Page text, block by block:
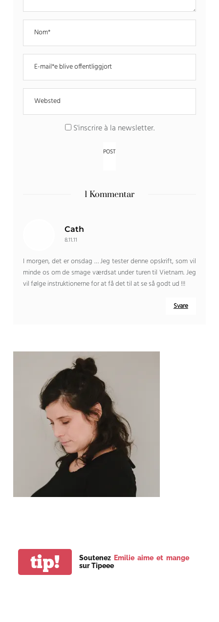
S'inscrire à la newsletter.
1 Kommentar
Cath
8.11.11
I morgen, det er onsdag … Jeg tester denne opskrift, som vil
minde os om de smage værdsat under turen til Vietnam. Jeg
vil følge instruktionerne for at få det til at se så godt ud !!!
Svare
tip! Soutenez Emilie aime et mange
sur Tipeee